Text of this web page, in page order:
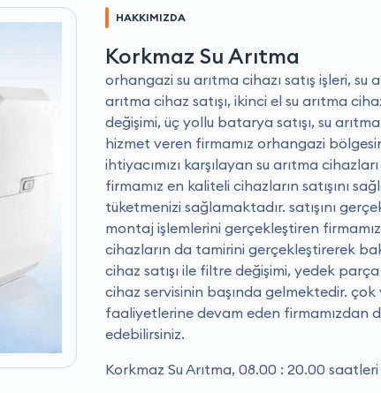
HAKKIMIZDA
Korkmaz Su Arıtma
orhangazi su arıtma cihazı satış işleri, su
arıtma cihaz satışı, ikinci el su arıtma
değişimi, üç yollu batarya satışı, su
hizmet veren firmamız orhangazi
ihtiyacımızı karşılayan su arıtma
firmamız en kaliteli cihazların satışını
tüketmenizi sağlamaktadır. satışını
montaj işlemlerini gerçekleştiren
cihazların da tamirini gerçekleştirerek
cihaz satışı ile filtre değişimi, yedek parça
cihaz servisinin başında gelmektedir. çok
faaliyetlerine devam eden firmamızdan
edebilirsiniz.
Korkmaz Su Arıtma, 08.00 : 20.00